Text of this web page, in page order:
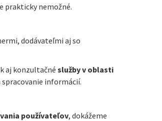
prakticky nemožné.
dodávateľmi aj so
aj konzultačné služby v oblasti
informácií.
používateľov, dokážeme